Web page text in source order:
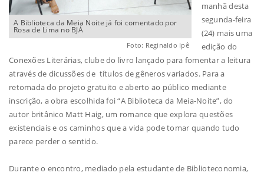
A Biblioteca da Meia Noite já foi comentado por
Rosa de Lima no BJÁ
Foto: Reginaldo Ipê
manhã desta
segunda-feira
(24) mais uma
edição do
Conexões Literárias, clube do livro lançado para fomentar a leitura
através de dicussões de títulos de gêneros variados. Para a
retomada do projeto gratuito e aberto ao público mediante
inscrição, a obra escolhida foi “A Biblioteca da Meia-Noite”, do
autor britânico Matt Haig, um romance que explora questões
existenciais e os caminhos que a vida pode tomar quando tudo
parece perder o sentido.
Durante o encontro, mediado pela estudante de Biblioteconomia,